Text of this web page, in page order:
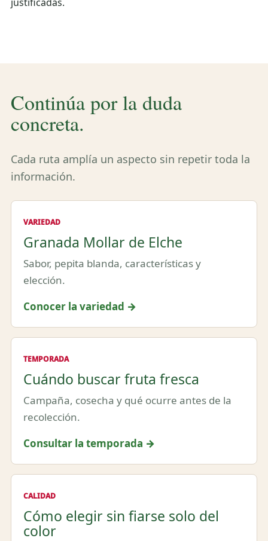
Continúa por la duda
concreta.
Cada ruta amplía un aspecto sin repetir toda la
información.
VARIEDAD
Granada Mollar de Elche
Sabor, pepita blanda, características y
elección.
Conocer la variedad →
TEMPORADA
Cuándo buscar fruta fresca
Campaña, cosecha y qué ocurre antes de la
recolección.
Consultar la temporada →
CALIDAD
Cómo elegir sin fiarse solo del
color